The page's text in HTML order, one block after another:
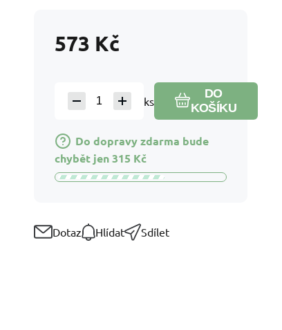
573 Kč
ks
DO
KOŠÍKU
Do dopravy zdarma bude
chybět jen315 Kč
Dotaz Hlídat Sdílet